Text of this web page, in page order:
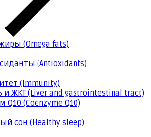
(Omega fats)
(Antioxidants)
(Immunity)
и ЖКТ (Liver and gastrointestinal tract)
Q10 (Coenzyme Q10)
сон (Healthy sleep)